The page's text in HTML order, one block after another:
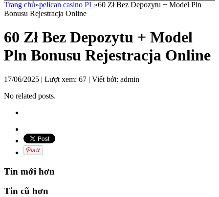
Trang chủ»pelican casino PL»60 Zł Bez Depozytu + Model Pln
Bonusu Rejestracja Online
60 Zł Bez Depozytu + Model
Pln Bonusu Rejestracja Online
17/06/2025 | Lượt xem: 67 | Viết bởi: admin
No related posts.
Tin mới hơn
Tin cũ hơn